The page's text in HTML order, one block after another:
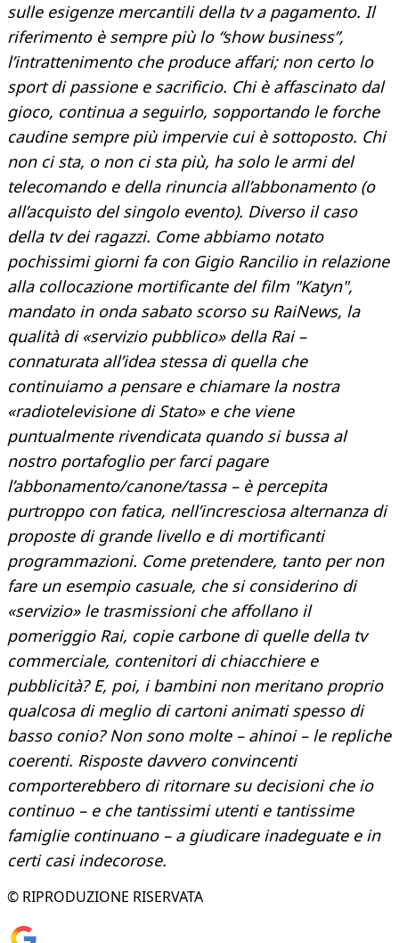
sulle esigenze mercantili della tv a pagamento. Il
riferimento è sempre più lo “show business”,
l’intrattenimento che produce affari; non certo lo
sport di passione e sacrificio. Chi è affascinato dal
gioco, continua a seguirlo, sopportando le forche
caudine sempre più impervie cui è sottoposto. Chi
non ci sta, o non ci sta più, ha solo le armi del
telecomando e della rinuncia all’abbonamento (o
all’acquisto del singolo evento). Diverso il caso
della tv dei ragazzi. Come abbiamo notato
pochissimi giorni fa con Gigio Rancilio in relazione
alla collocazione mortificante del film "Katyn",
mandato in onda sabato scorso su RaiNews, la
qualità di «servizio pubblico» della Rai –
connaturata all’idea stessa di quella che
continuiamo a pensare e chiamare la nostra
«radiotelevisione di Stato» e che viene
puntualmente rivendicata quando si bussa al
nostro portafoglio per farci pagare
l’abbonamento/canone/tassa – è percepita
purtroppo con fatica, nell’incresciosa alternanza di
proposte di grande livello e di mortificanti
programmazioni. Come pretendere, tanto per non
fare un esempio casuale, che si considerino di
«servizio» le trasmissioni che affollano il
pomeriggio Rai, copie carbone di quelle della tv
commerciale, contenitori di chiacchiere e
pubblicità? E, poi, i bambini non meritano proprio
qualcosa di meglio di cartoni animati spesso di
basso conio? Non sono molte – ahinoi – le repliche
coerenti. Risposte davvero convincenti
comporterebbero di ritornare su decisioni che io
continuo – e che tantissimi utenti e tantissime
famiglie continuano – a giudicare inadeguate e in
certi casi indecorose.
© RIPRODUZIONE RISERVATA